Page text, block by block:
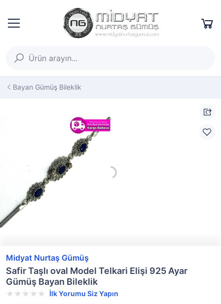
Bayan Gümüş Bileklik
Midyat Nurtaş Gümüş
Safir Taşlı oval Model Telkari Elişi 925 Ayar
Gümüş Bayan Bileklik
İlk Yorumu Siz Yapın